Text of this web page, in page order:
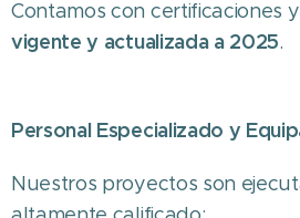
Contamos con certificaciones
vigente y actualizada a 2025.
Personal Especializado y
Nuestros proyectos son